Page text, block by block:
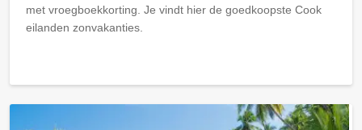
met vroegboekkorting. Je vindt hier de goedkoopste Cook
eilanden zonvakanties.